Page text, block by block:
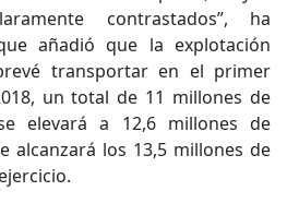
contrastados”, ha
añadió que la explotación
transportar en el primer
un total de 11 millones de
elevará a 12,6 millones de
alcanzará los 13,5 millones de